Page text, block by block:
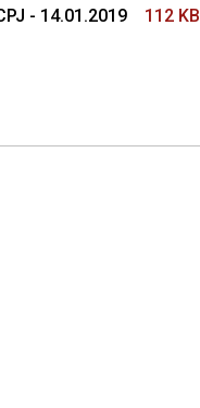
- 14.01.2019
112 KB